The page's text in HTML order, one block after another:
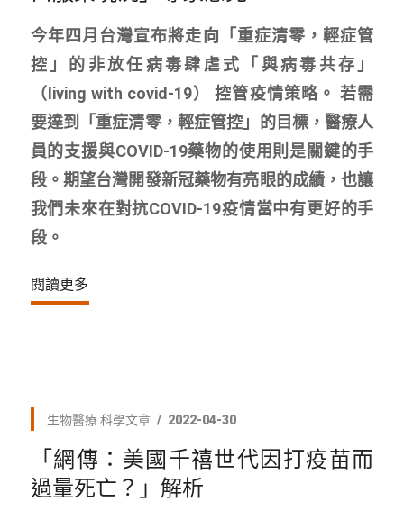
今年四月台灣宣布將走向「重症清零，輕症管
控」的非放任病毒肆虐式「與病毒共存」
（living with covid-19） 控管疫情策略。 若需
要達到「重症清零，輕症管控」的目標，醫療人
員的支援與COVID-19藥物的使用則是關鍵的手
段。期望台灣開發新冠藥物有亮眼的成績，也讓
我們未來在對抗COVID-19疫情當中有更好的手
段。
閱讀更多
生物醫療 科學文章 2022-04-30
「網傳：美國千禧世代因打疫苗而
過量死亡？」解析